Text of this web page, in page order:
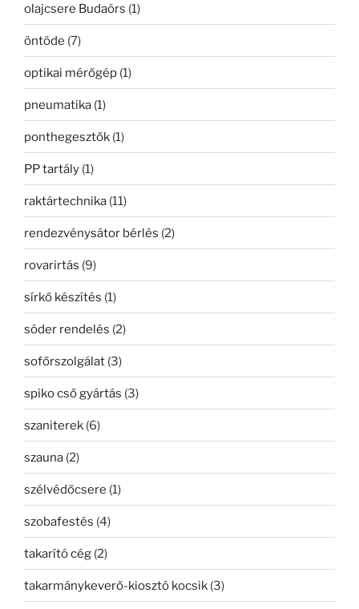
olajcsere Budaörs (1)
öntöde (7)
optikai mérőgép (1)
pneumatika (1)
ponthegesztők (1)
PP tartály (1)
raktártechnika (11)
rendezvénysátor bérlés (2)
rovarirtás (9)
sírkő készítés (1)
sóder rendelés (2)
sofőrszolgálat (3)
spiko cső gyártás (3)
szaniterek (6)
szauna (2)
szélvédőcsere (1)
szobafestés (4)
takarító cég (2)
takarmánykeverő-kiosztó kocsik (3)